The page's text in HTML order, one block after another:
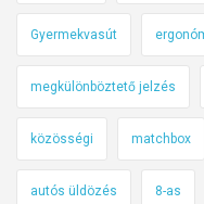
Gyermekvasút
megkülönböztető jelzés
közösségi matchbox
autós üldözés 8-as